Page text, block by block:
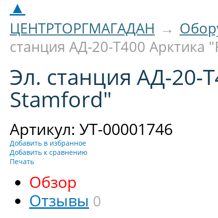
▲
ЦЕНТРТОРГМАГАДАН →
станция АД-20-Т400 Арктика
Эл. станция АД-20-
Stamford"
Артикул: УТ-00001746
Добавить в избранное
Добавить к сравнению
Печать
Обзор
Отзывы 0